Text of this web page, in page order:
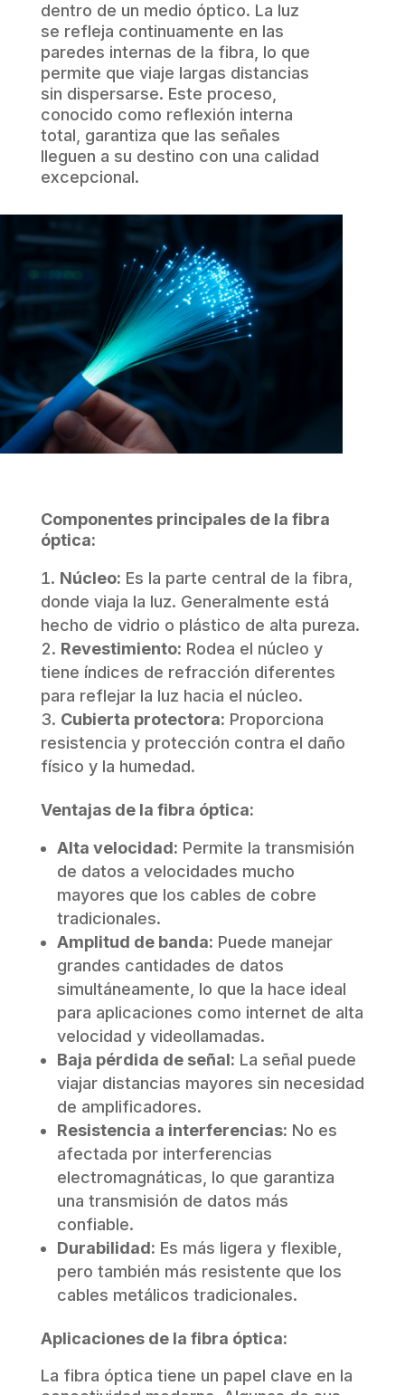
dentro de un medio óptico. La luz
se refleja continuamente en las
paredes internas de la fibra, lo que
permite que viaje largas distancias
sin dispersarse. Este proceso,
conocido como reflexión interna
total, garantiza que las señales
lleguen a su destino con una calidad
excepcional.
Componentes principales de la fibra
óptica:
Núcleo: Es la parte central de la fibra,
donde viaja la luz. Generalmente está
hecho de vidrio o plástico de alta pureza.
Revestimiento: Rodea el núcleo y
tiene índices de refracción diferentes
para reflejar la luz hacia el núcleo.
Cubierta protectora: Proporciona
resistencia y protección contra el daño
físico y la humedad.
Ventajas de la fibra óptica:
Alta velocidad: Permite la transmisión
de datos a velocidades mucho
mayores que los cables de cobre
tradicionales.
Amplitud de banda: Puede manejar
grandes cantidades de datos
simultáneamente, lo que la hace ideal
para aplicaciones como internet de alta
velocidad y videollamadas.
Baja pérdida de señal: La señal puede
viajar distancias mayores sin necesidad
de amplificadores.
Resistencia a interferencias: No es
afectada por interferencias
electromagnáticas, lo que garantiza
una transmisión de datos más
confiable.
Durabilidad: Es más ligera y flexible,
pero también más resistente que los
cables metálicos tradicionales.
Aplicaciones de la fibra óptica:
La fibra óptica tiene un papel clave en la